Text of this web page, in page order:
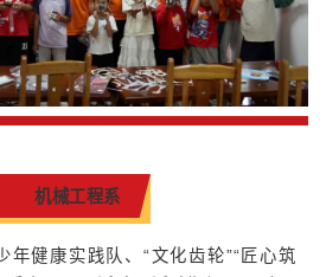
机械工程系
年健康实践队、“文化齿轮”“匠心筑